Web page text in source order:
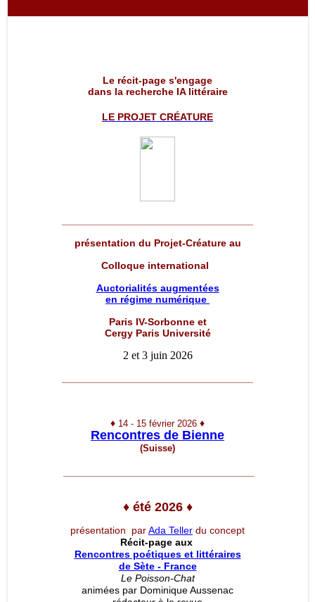
Le récit-page s'engage
dans la recherche IA littéraire
LE PROJET CRÉATURE
présentation du Projet-Créature au
Colloque international
Auctorialités augmentées
en régime numérique
Paris IV-Sorbonne et
Cergy Paris Université
2 et 3 juin 2026
♦ 14 - 15 février 2026 ♦
Rencontres de Bienne
(Suisse)
♦été 2026 ♦
présentation parAda Teller du concept
Récit-page aux
Rencontres poétiques et littéraires
de Sète - France
Le Poisson-Chat
animées par Dominique Aussenac